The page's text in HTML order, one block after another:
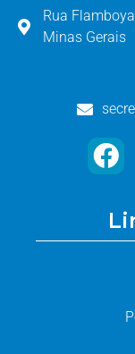
Rua
Minas Gerais